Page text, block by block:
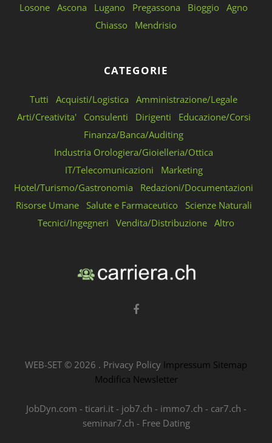
Losone Ascona Lugano Pregassona Bioggio Agno
Chiasso
Mendrisio
CATEGORIE
Tutti Acquisti/Logistica
Amministrazione/Legale
Arti/Creativita'
Consulenti Dirigenti
Educazione/Corsi
Finanza/Banca/Auditing
Industria Orologiera/Gioielleria/Ottica
IT/Telecomunicazioni
Marketing
Hotel/Turismo/Gastronomia
Redazioni/Documentazioni
Risorse Umane
Salute e Farmaceutico
Scienze Naturali
Tecnici/Ingegneri
Vendita/Distribuzione Altro
WEB-SET © 2026 . Privacy Policy Impressum Sitemap
Modifica Newsletter
JobDyn.com - ticari.it- job7.ch - immo7.ch - car7.ch -
seminar7.ch - Free Dating